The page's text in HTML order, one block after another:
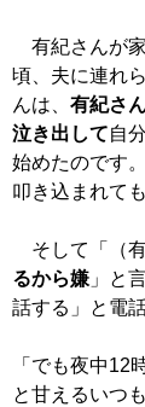
有紀さんが
頃、夫に連れ
んは、 有紀さ
泣き出して自
始めたのです
叩き込まれて
そして「（有
るから嫌 」と
話する」と電
「でも夜中12
と甘えるいつ